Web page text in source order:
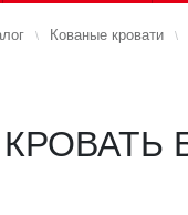
Кованые кровати